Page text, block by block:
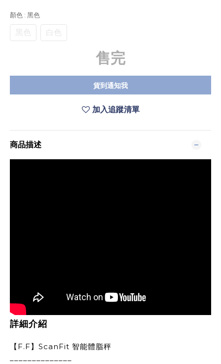
顏色 : 黑色
黑色 白色
售完
貨到通知我
加入追蹤清單
商品描述
詳細介紹
【F.F】ScanFit 智能體脂秤